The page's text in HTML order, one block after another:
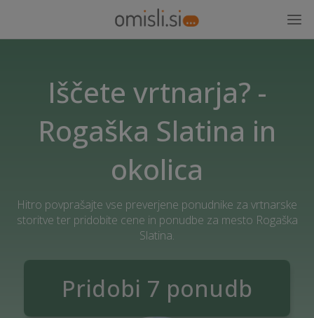
Iščete vrtnarja? -
Rogaška Slatina in
okolica
Hitro povprašajte vse preverjene ponudnike za vrtnarske
storitve ter pridobite cene in ponudbe za mesto Rogaška
Slatina.
Pridobi 7 ponudb